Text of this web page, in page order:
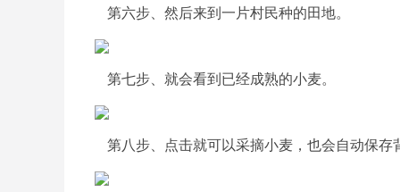
第六步、然后来到一片村民种的田地。
第七步、就会看到已经成熟的小麦。
第八步、点击就可以采摘小麦，也会自动保存